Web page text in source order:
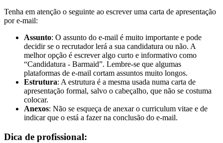
Tenha em atenção o seguinte ao escrever uma carta de apresentação
por e-mail:
Assunto: O assunto do e-mail é muito importante e pode
decidir se o recrutador lerá a sua candidatura ou não. A
melhor opção é escrever algo curto e informativo como
“Candidatura - Barmaid”. Lembre-se que algumas
plataformas de e-mail cortam assuntos muito longos.
Estrutura: A estrutura é a mesma usada numa carta de
apresentação formal, salvo o cabeçalho, que não se costuma
colocar.
Anexos: Não se esqueça de anexar o curriculum vitae e de
indicar que o está a fazer na conclusão do e-mail.
Dica de profissional: